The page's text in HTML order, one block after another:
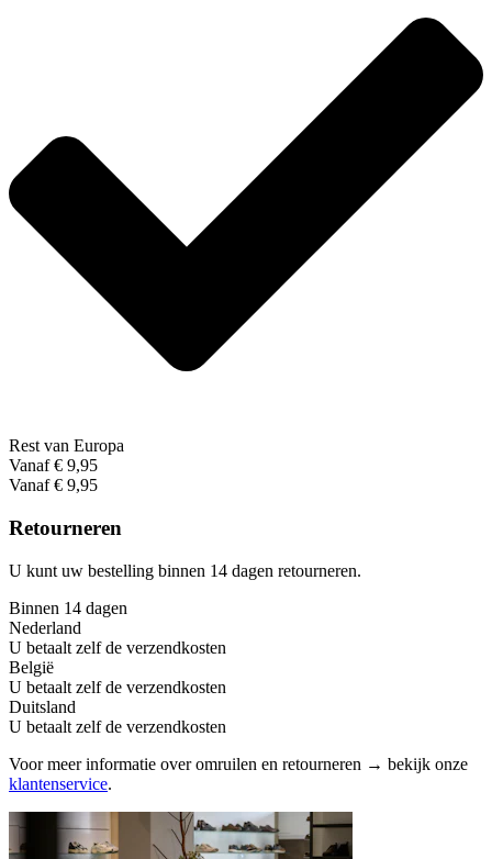
Rest van Europa
Vanaf € 9,95
Vanaf € 9,95
Retourneren
U kunt uw bestelling binnen 14 dagen retourneren.
Binnen 14 dagen
Nederland
U betaalt zelf de verzendkosten
België
U betaalt zelf de verzendkosten
Duitsland
U betaalt zelf de verzendkosten
Voor meer informatie over omruilen en retourneren → bekijk onze
klantenservice.